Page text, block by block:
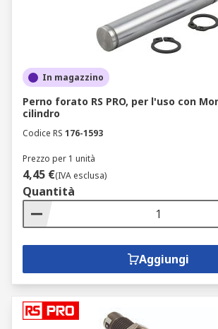
I cilindri pneumatici tendono ad essere
silenziosi e puliti rispetto alle loro
idrauliche. Sono quindi ideali per
macchine, poiché non vi è il rischio di
minacciano di contaminare le superfici
circostanti.
Esistono anche cilindri senza stelo,
particolarmente convenienti quando vi
necessità di grande potenza in uno
significativamente più piccolo di quello
necessario per i cilindri pneumatici
convenzionali.
Attuatori pneumatici
I cilindri pneumatici possono essere
tramite un attuatore, il componente
del movimento di un meccanismo o di
In magazzino
Perno forato RS PRO, per l'uso con
cilindro
Codice RS 176-1593
Prezzo per 1 unità
4,45 €(IVA esclusa)
Quantità
Aggiungi